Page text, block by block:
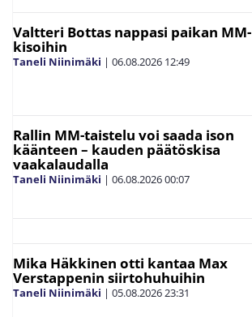
Valtteri Bottas nappasi paikan MM-
kisoihin
Taneli Niinimäki | 06.08.2026 12:49
Rallin MM-taistelu voi saada ison
käänteen – kauden päätöskisa
vaakalaudalla
Taneli Niinimäki | 06.08.202600:07
Mika Häkkinen otti kantaa Max
Verstappenin siirtohuhuihin
Taneli Niinimäki | 05.08.202623:31